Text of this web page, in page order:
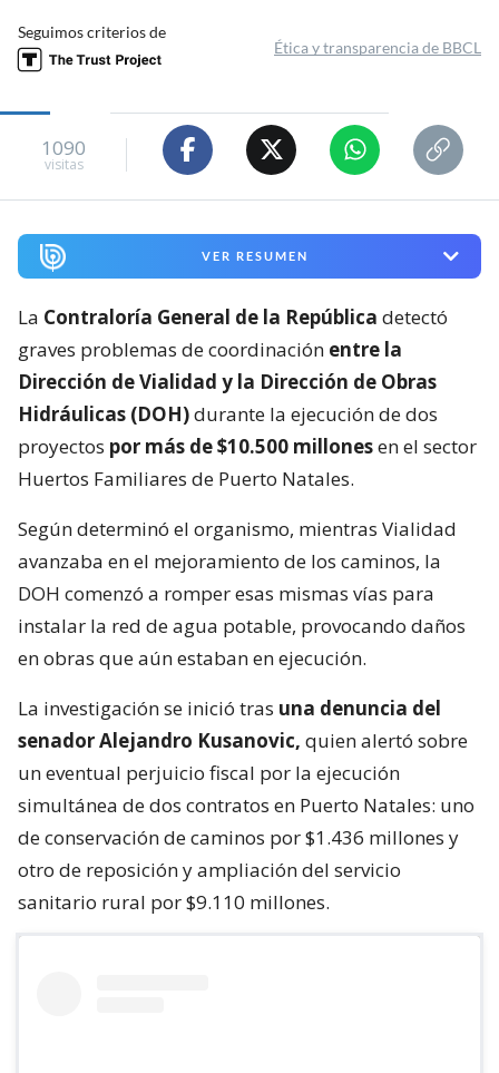
Seguimos criterios de
Ética y transparencia de BBCL
1090
visitas
VER RESUMEN
La Contraloría General de la República detectó
graves problemas de coordinación entre la
Dirección de Vialidad y la Dirección de Obras
Hidráulicas (DOH)durante la ejecución de dos
proyectos por más de $10.500 millonesen el sector
Huertos Familiares de Puerto Natales.
Según determinó el organismo, mientras Vialidad
avanzaba en el mejoramiento de los caminos, la
DOH comenzó a romper esas mismas vías para
instalar la red de agua potable, provocando daños
en obras que aún estaban en ejecución.
La investigación se inició tras una denuncia del
senador Alejandro Kusanovic, quien alertó sobre
un eventual perjuicio fiscal por la ejecución
simultánea de dos contratos en Puerto Natales: uno
de conservación de caminos por $1.436 millones y
otro de reposición y ampliación del servicio
sanitario rural por $9.110 millones.